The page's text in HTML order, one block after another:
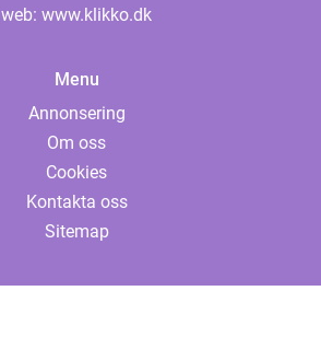
web: www.klikko.dk
Menu
Annonsering
Om oss
Cookies
Kontakta oss
Sitemap